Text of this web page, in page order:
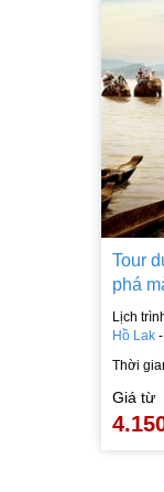
Tour
phá
Lịch
Hồ Lak -
Thời
Giá từ